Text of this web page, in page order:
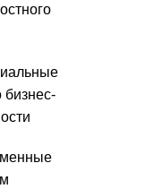
бизнес-